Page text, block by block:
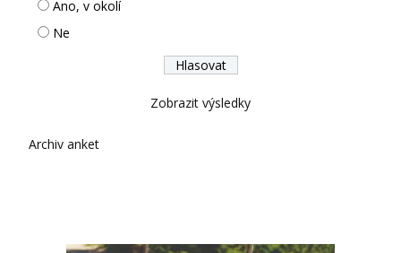
Ano, v okolí
Ne
Zobrazit výsledky
Archiv anket